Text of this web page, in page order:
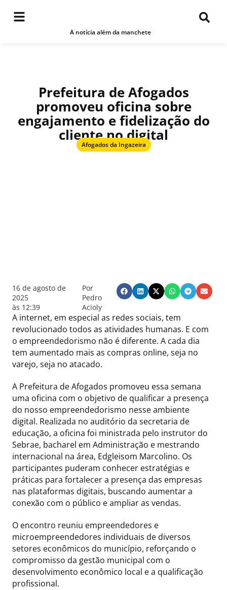
A notícia além da manchete
Prefeitura de Afogados
promoveu oficina sobre
engajamento e fidelização do
cliente no digital
Afogados da Ingazeira
16 de agosto de
2025
às 12:39
Por
Pedro
Acioly
A internet, em especial as redes sociais, tem
revolucionado todos as atividades humanas. E com
o empreendedorismo não é diferente. A cada dia
tem aumentado mais as compras online, seja no
varejo, seja no atacado.
A Prefeitura de Afogados promoveu essa semana
uma oficina com o objetivo de qualificar a presença
do nosso empreendedorismo nesse ambiente
digital. Realizada no auditório da secretaria de
educação, a oficina foi ministrada pelo instrutor do
Sebrae, bacharel em Administração e mestrando
internacional na área, Edgleisom Marcolino. Os
participantes puderam conhecer estratégias e
práticas para fortalecer a presença das empresas
nas plataformas digitais, buscando aumentar a
conexão com o público e ampliar as vendas.
O encontro reuniu empreendedores e
microempreendedores individuais de diversos
setores econômicos do município, reforçando o
compromisso da gestão municipal com o
desenvolvimento econômico local e a qualificação
profissional.